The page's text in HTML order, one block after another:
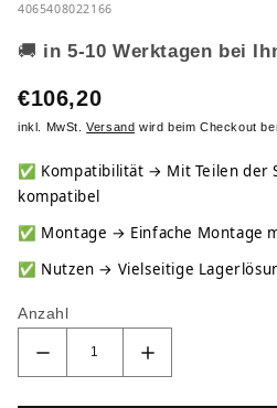
4065408022166
🚚 in 5-10 Werktagen bei
€106,20
inkl. MwSt.Versand wird beim Checkout
✅ Kompatibilität → Mit Teilen der
kompatibel
✅ Montage → Einfache Montage
✅ Nutzen → Vielseitige
Anzahl